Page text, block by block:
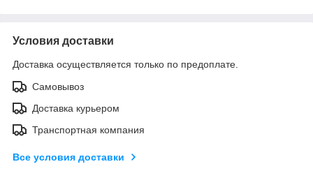
Условия доставки
Доставка осуществляется только по предоплате.
Самовывоз
Доставка курьером
Транспортная компания
Все условия доставки